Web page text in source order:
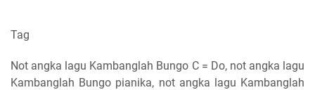
Tag
Not angka lagu Kambanglah Bungo C = Do, not angka lagu
Kambanglah Bungo pianika, not angka lagu Kambanglah